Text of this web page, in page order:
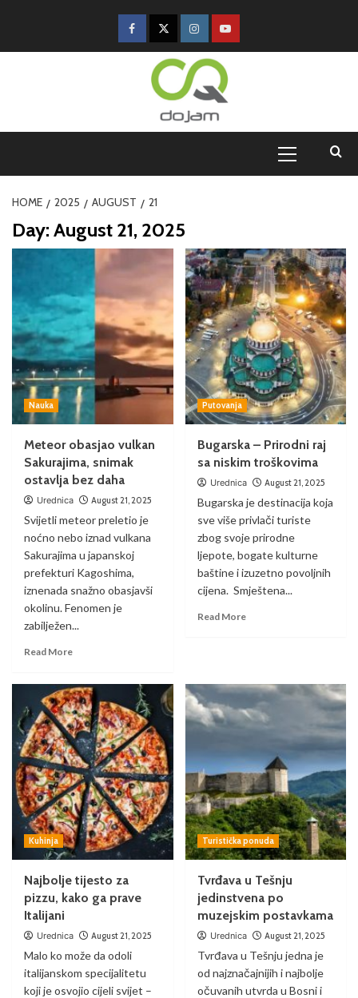
HOME 2025 AUGUST 21
Day: August 21, 2025
Nauka
Meteor obasjao vulkan
Sakurajima, snimak
ostavlja bez daha
Urednica August 21, 2025
Svijetli meteor preletio je
noćno nebo iznad vulkana
Sakurajima u japanskoj
prefekturi Kagoshima,
iznenada snažno obasjavši
okolinu. Fenomen je
zabilježen...
Read More
Putovanja
Bugarska – Prirodni raj
sa niskim troškovima
Urednica August 21, 2025
Bugarska je destinacija koja
sve više privlači turiste
zbog svoje prirodne
ljepote, bogate kulturne
baštine i izuzetno povoljnih
cijena. Smještena...
Read More
Kuhinja
Najbolje tijesto za
pizzu, kako ga prave
Italijani
Urednica August 21, 2025
Malo ko može da odoli
italijanskom specijalitetu
koji je osvojio cijeli svijet –
Turistička ponuda
Tvrđava u Tešnju
jedinstvena po
muzejskim postavkama
Urednica August 21, 2025
Tvrđava u Tešnju jedna je
od najznačajnijih i najbolje
očuvanih utvrda u Bosni i